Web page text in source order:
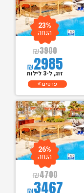
₪3900
₪2985
23%
הנחה
זוג, ל-3 לילות
פרטים
₪4700
₪3467
26%
הנחה